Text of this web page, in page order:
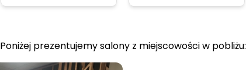
Poniżej prezentujemy salony z miejscowości w pobliżu: